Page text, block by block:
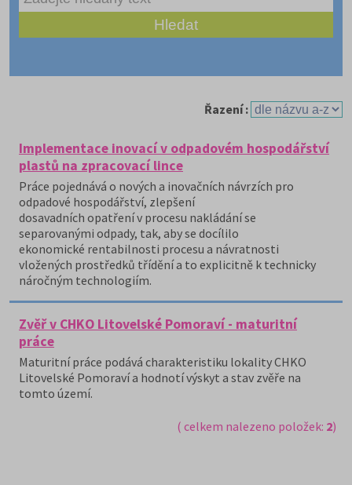
Řazení :
Implementace inovací v odpadovém hospodářství
plastů na zpracovací lince
Práce pojednává o nových a inovačních návrzích pro
odpadové hospodářství, zlepšení
dosavadních opatření v procesu nakládání se
separovanými odpady, tak, aby se docílilo
ekonomické rentabilnosti procesu a návratnosti
vložených prostředků třídění a to explicitně k technicky
náročným technologiím.
Zvěř v CHKO Litovelské Pomoraví - maturitní
práce
Maturitní práce podává charakteristiku lokality CHKO
Litovelské Pomoraví a hodnotí výskyt a stav zvěře na
tomto území.
( celkem nalezeno položek: 2)